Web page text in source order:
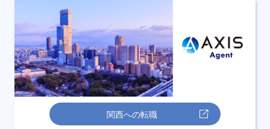
関西への転職